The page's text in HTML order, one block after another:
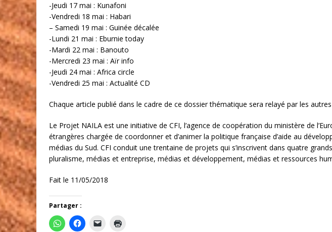
-Jeudi 17 mai : Kunafoni
-Vendredi 18 mai : Habari
– Samedi 19 mai : Guinée décalée
-Lundi 21 mai : Eburnie today
-Mardi 22 mai : Banouto
-Mercredi 23 mai : Aïr info
-Jeudi 24 mai : Africa circle
-Vendredi 25 mai : Actualité CD
Chaque article publié dans le cadre de ce dossier thématique sera relayé par les
Le Projet NAILA est une initiative de CFI, l’agence de coopération du ministère de
étrangères chargée de coordonner et d’animer la politique française d’aide au
médias du Sud. CFI conduit une trentaine de projets qui s’inscrivent dans quatre
pluralisme, médias et entreprise, médias et développement, médias et ressources
Fait le 11/05/2018
Partager :